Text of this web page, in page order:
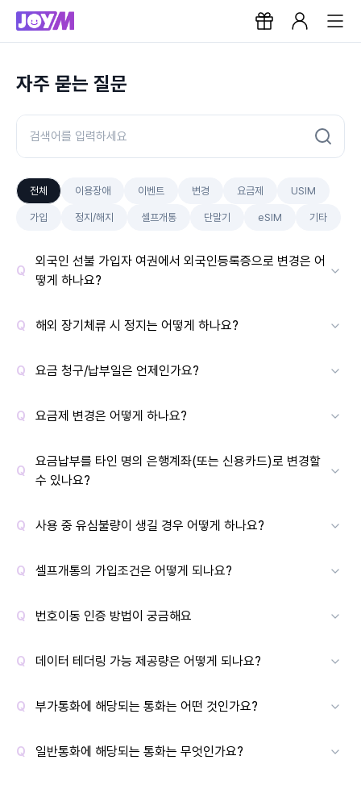
자주 묻는 질문
전체 이용장애 이벤트 변경 요금제 USIM
가입 정지/해지 셀프개통 단말기 eSIM 기타
외국인 선불 가입자 여권에서 외국인등록증으로 변경은 어
떻게 하나요?
해외 장기체류 시 정지는 어떻게 하나요?
요금 청구/납부일은 언제인가요?
요금제 변경은 어떻게 하나요?
요금납부를 타인 명의 은행계좌(또는 신용카드)로 변경할
수 있나요?
사용 중 유심불량이 생길 경우 어떻게 하나요?
셀프개통의 가입조건은 어떻게 되나요?
번호이동 인증 방법이 궁금해요
데이터 테더링 가능 제공량은 어떻게 되나요?
부가통화에 해당되는 통화는 어떤 것인가요?
일반통화에 해당되는 통화는 무엇인가요?